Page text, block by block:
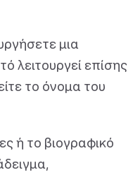
μια
λειτουργεί επίσης
το όνομα του
ή το βιογραφικό